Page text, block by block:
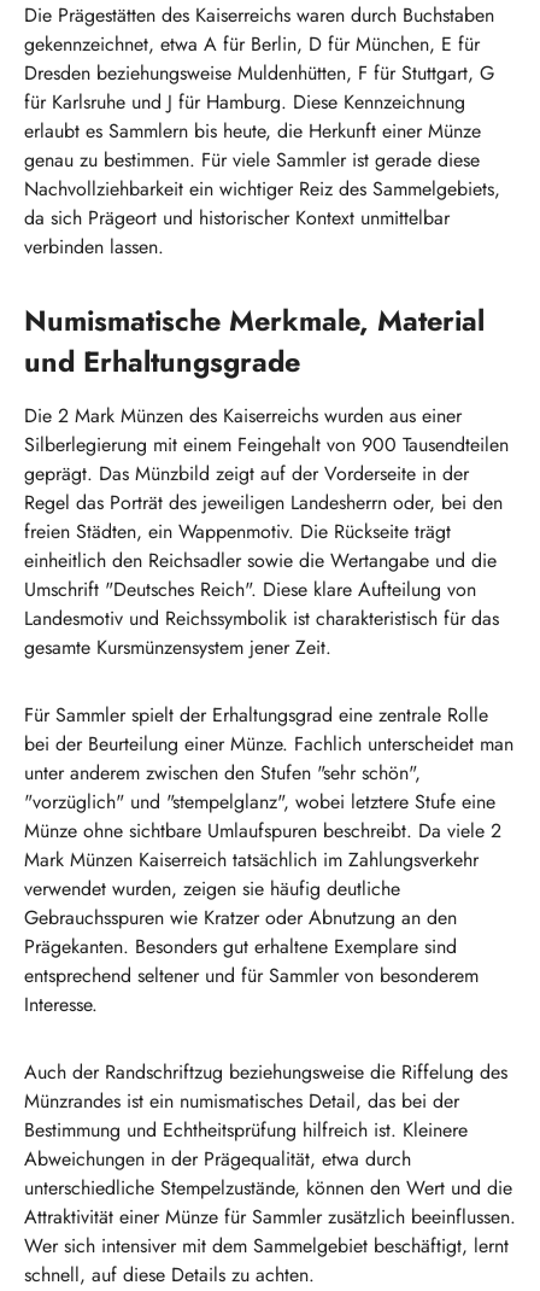
Die Prägestätten des Kaiserreichs waren durch Buchstaben
gekennzeichnet, etwa A für Berlin, D für München, E für
Dresden beziehungsweise Muldenhütten, F für Stuttgart, G
für Karlsruhe und J für Hamburg. Diese Kennzeichnung
erlaubt es Sammlern bis heute, die Herkunft einer Münze
genau zu bestimmen. Für viele Sammler ist gerade diese
Nachvollziehbarkeit ein wichtiger Reiz des Sammelgebiets,
da sich Prägeort und historischer Kontext unmittelbar
verbinden lassen.
Numismatische Merkmale, Material
und Erhaltungsgrade
Die 2 Mark Münzen des Kaiserreichs wurden aus einer
Silberlegierung mit einem Feingehalt von 900 Tausendteilen
geprägt. Das Münzbild zeigt auf der Vorderseite in der
Regel das Porträt des jeweiligen Landesherrn oder, bei den
freien Städten, ein Wappenmotiv. Die Rückseite trägt
einheitlich den Reichsadler sowie die Wertangabe und die
Umschrift "Deutsches Reich". Diese klare Aufteilung von
Landesmotiv und Reichssymbolik ist charakteristisch für das
gesamte Kursmünzensystem jener Zeit.
Für Sammler spielt der Erhaltungsgrad eine zentrale Rolle
bei der Beurteilung einer Münze. Fachlich unterscheidet man
unter anderem zwischen den Stufen "sehr schön",
"vorzüglich" und "stempelglanz", wobei letztere Stufe eine
Münze ohne sichtbare Umlaufspuren beschreibt. Da viele 2
Mark Münzen Kaiserreich tatsächlich im Zahlungsverkehr
verwendet wurden, zeigen sie häufig deutliche
Gebrauchsspuren wie Kratzer oder Abnutzung an den
Prägekanten. Besonders gut erhaltene Exemplare sind
entsprechend seltener und für Sammler von besonderem
Interesse.
Auch der Randschriftzug beziehungsweise die Riffelung des
Münzrandes ist ein numismatisches Detail, das bei der
Bestimmung und Echtheitsprüfung hilfreich ist. Kleinere
Abweichungen in der Prägequalität, etwa durch
unterschiedliche Stempelzustände, können den Wert und die
Attraktivität einer Münze für Sammler zusätzlich beeinflussen.
Wer sich intensiver mit dem Sammelgebiet beschäftigt, lernt
schnell, auf diese Details zu achten.